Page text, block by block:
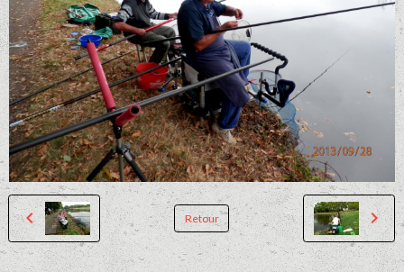
Retour